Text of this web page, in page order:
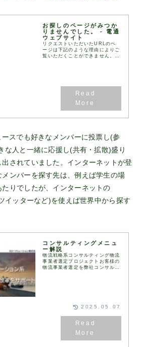
お探しのページがみつか
りませんでした。 - 電通
ウェブサイト
リクエストいただいたURLのペ
ージは下記のような理由によりご
覧いただくことができません。
スでも好きなメンバーに投票し(参
な人と一緒に応援し(共有・拡散)盛り
出されていました。インターネットが登
ンバーを探す先は、例えば学生の場
りでしたが、インターネットの
イッターなど)を使えば世界中から探す
コンサルティングメニュ
ー解説
物流戦略系コンサルティング物流
事業者選定プロジェクトお客様の
物流事業者選定を弊社コンサルタ
2025.05.07